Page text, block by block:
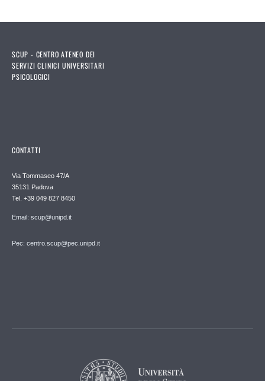
SCUP - CENTRO ATENEO DEI
SERVIZI CLINICI UNIVERSITARI
PSICOLOGICI
CONTATTI
Via Tommaseo 47/A
35131 Padova
Tel. +39 049 827 8450
Email: scup@unipd.it
Pec: centro.scup@pec.unipd.it